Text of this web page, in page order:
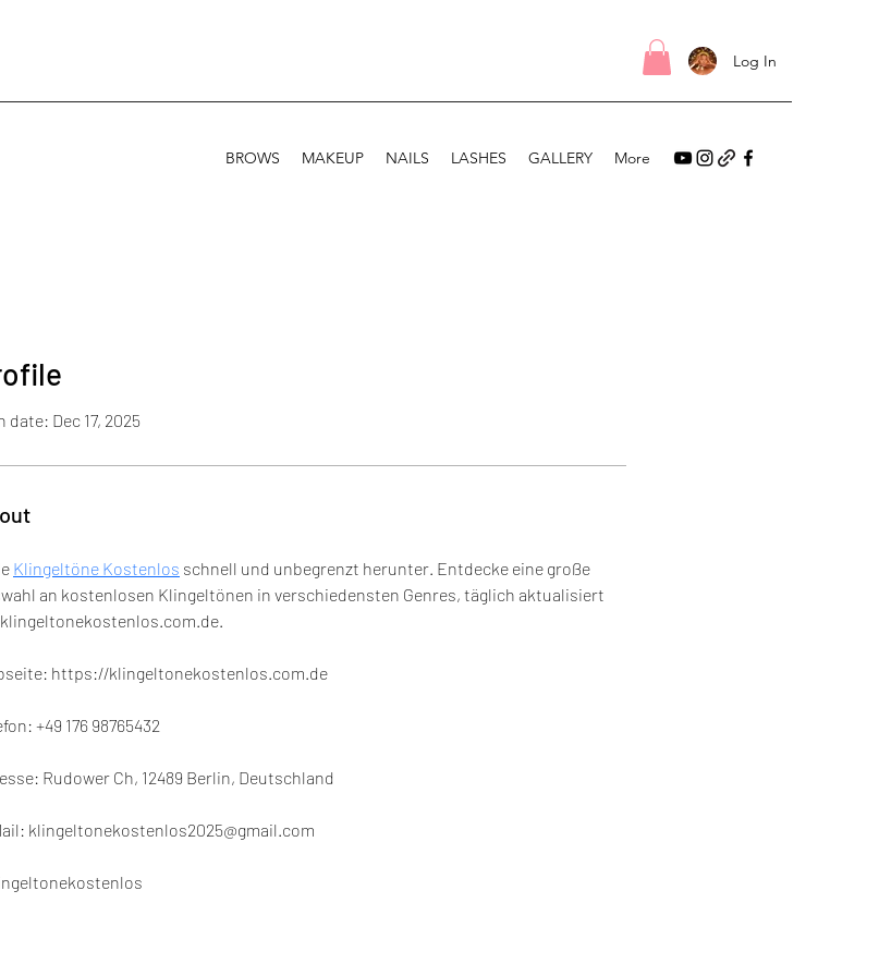
Log In
BROWS MAKEUP NAILS LASHES GALLERY More
date: Dec 17, 2025
Klingeltöne Kostenlos schnell und unbegrenzt herunter. Entdecke eine große
an kostenlosen Klingeltönen in verschiedensten Genres, täglich aktualisiert
https://klingeltonekostenlos.com.de
+49 176 98765432
Rudower Ch, 12489 Berlin, Deutschland
klingeltonekostenlos2025@gmail.com